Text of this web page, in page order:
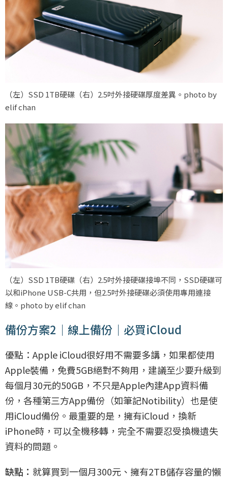
（左）SSD 1TB硬碟（右）2.5吋外接硬碟厚度差異。photo by
elif chan
（左）SSD 1TB硬碟（右）2.5吋外接硬碟接埠不同，SSD硬碟可
以和iPhone USB-C共用，但2.5吋外接硬碟必須使用專用連接
線。photo by elif chan
備份方案2｜線上備份｜必買iCloud
優點：Apple iCloud很好用不需要多講，如果都使用
Apple裝備，免費5GB絕對不夠用，建議至少要升級到
每個月30元的50GB，不只是Apple內建App資料備
份，各種第三方App備份（如筆記Notibility）也是使
用iCloud備份。最重要的是，擁有iCloud，換新
iPhone時，可以全機移轉，完全不需要忍受換機遺失
資料的問題。
缺點： 就算買到一個月300元、擁有2TB儲存容量的懶